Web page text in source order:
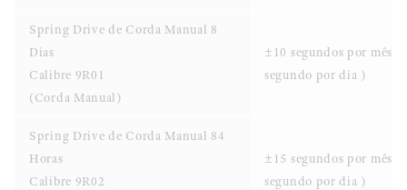
Spring Drive de Corda Manual 8
Dias
Calibre 9R01
(Corda Manual)
±10 segundos por mês
segundo por dia )
Spring Drive de Corda Manual 84
Horas
Calibre 9R02
±15 segundos por mês
segundo por dia )